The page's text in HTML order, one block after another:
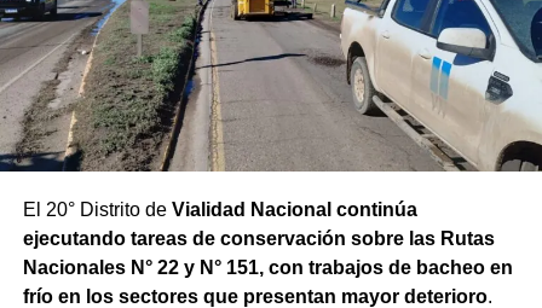
El 20° Distrito de Vialidad Nacional continúa
ejecutando tareas de conservación sobre las Rutas
Nacionales N° 22 y N° 151, con trabajos de bacheo en
frío en los sectores que presentan mayor deterioro.